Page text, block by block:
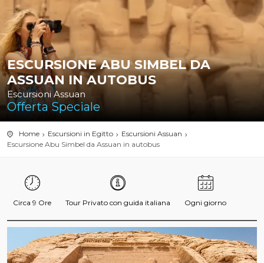
ESCURSIONE ABU SIMBEL DA
ASSUAN IN AUTOBUS
Escursioni Assuan
Offerta Speciale
Home Escursioni in Egitto
Escursioni Assuan
Escursione Abu Simbel da Assuan in autobus
Circa 9 Ore Tour Privato con guida italiana Ogni giorno